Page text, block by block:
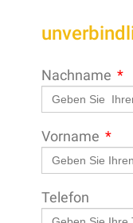
Nachname
Vorname
Telefon